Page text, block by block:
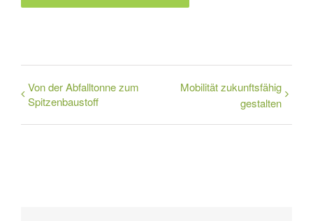
Von der Abfalltonne zum
Spitzenbaustoff
Mobilität zukunftsfähig
gestalten